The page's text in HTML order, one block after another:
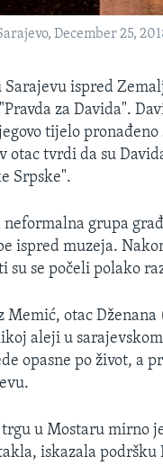
December 25,
Sarajevu ispred
za Davida".
tijelo
otac tvrdi da su
Srpske".​
grupa
ispred muzeja.
su se počeli polako
otac
aleji u
opasne po život, a
u Mostaru mirno
iskazala